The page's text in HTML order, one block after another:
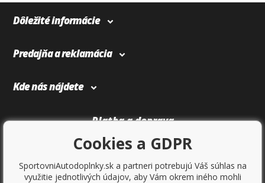
Dôležité informácie
Predajňa a reklamácia
Kde nás nájdete
Platba a doprava
Cookies a GDPR
SportovniAutodoplnky.sk a partneri potrebujú Váš súhlas na
využitie jednotlivých údajov, aby Vám okrem iného mohli